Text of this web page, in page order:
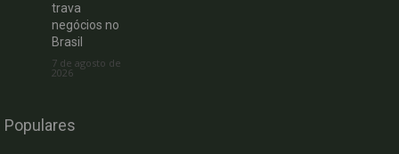
trava
negócios no
Brasil
7 de agosto de
2026
Populares